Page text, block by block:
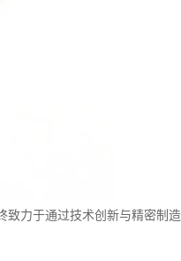
力于通过技术创新与精密制